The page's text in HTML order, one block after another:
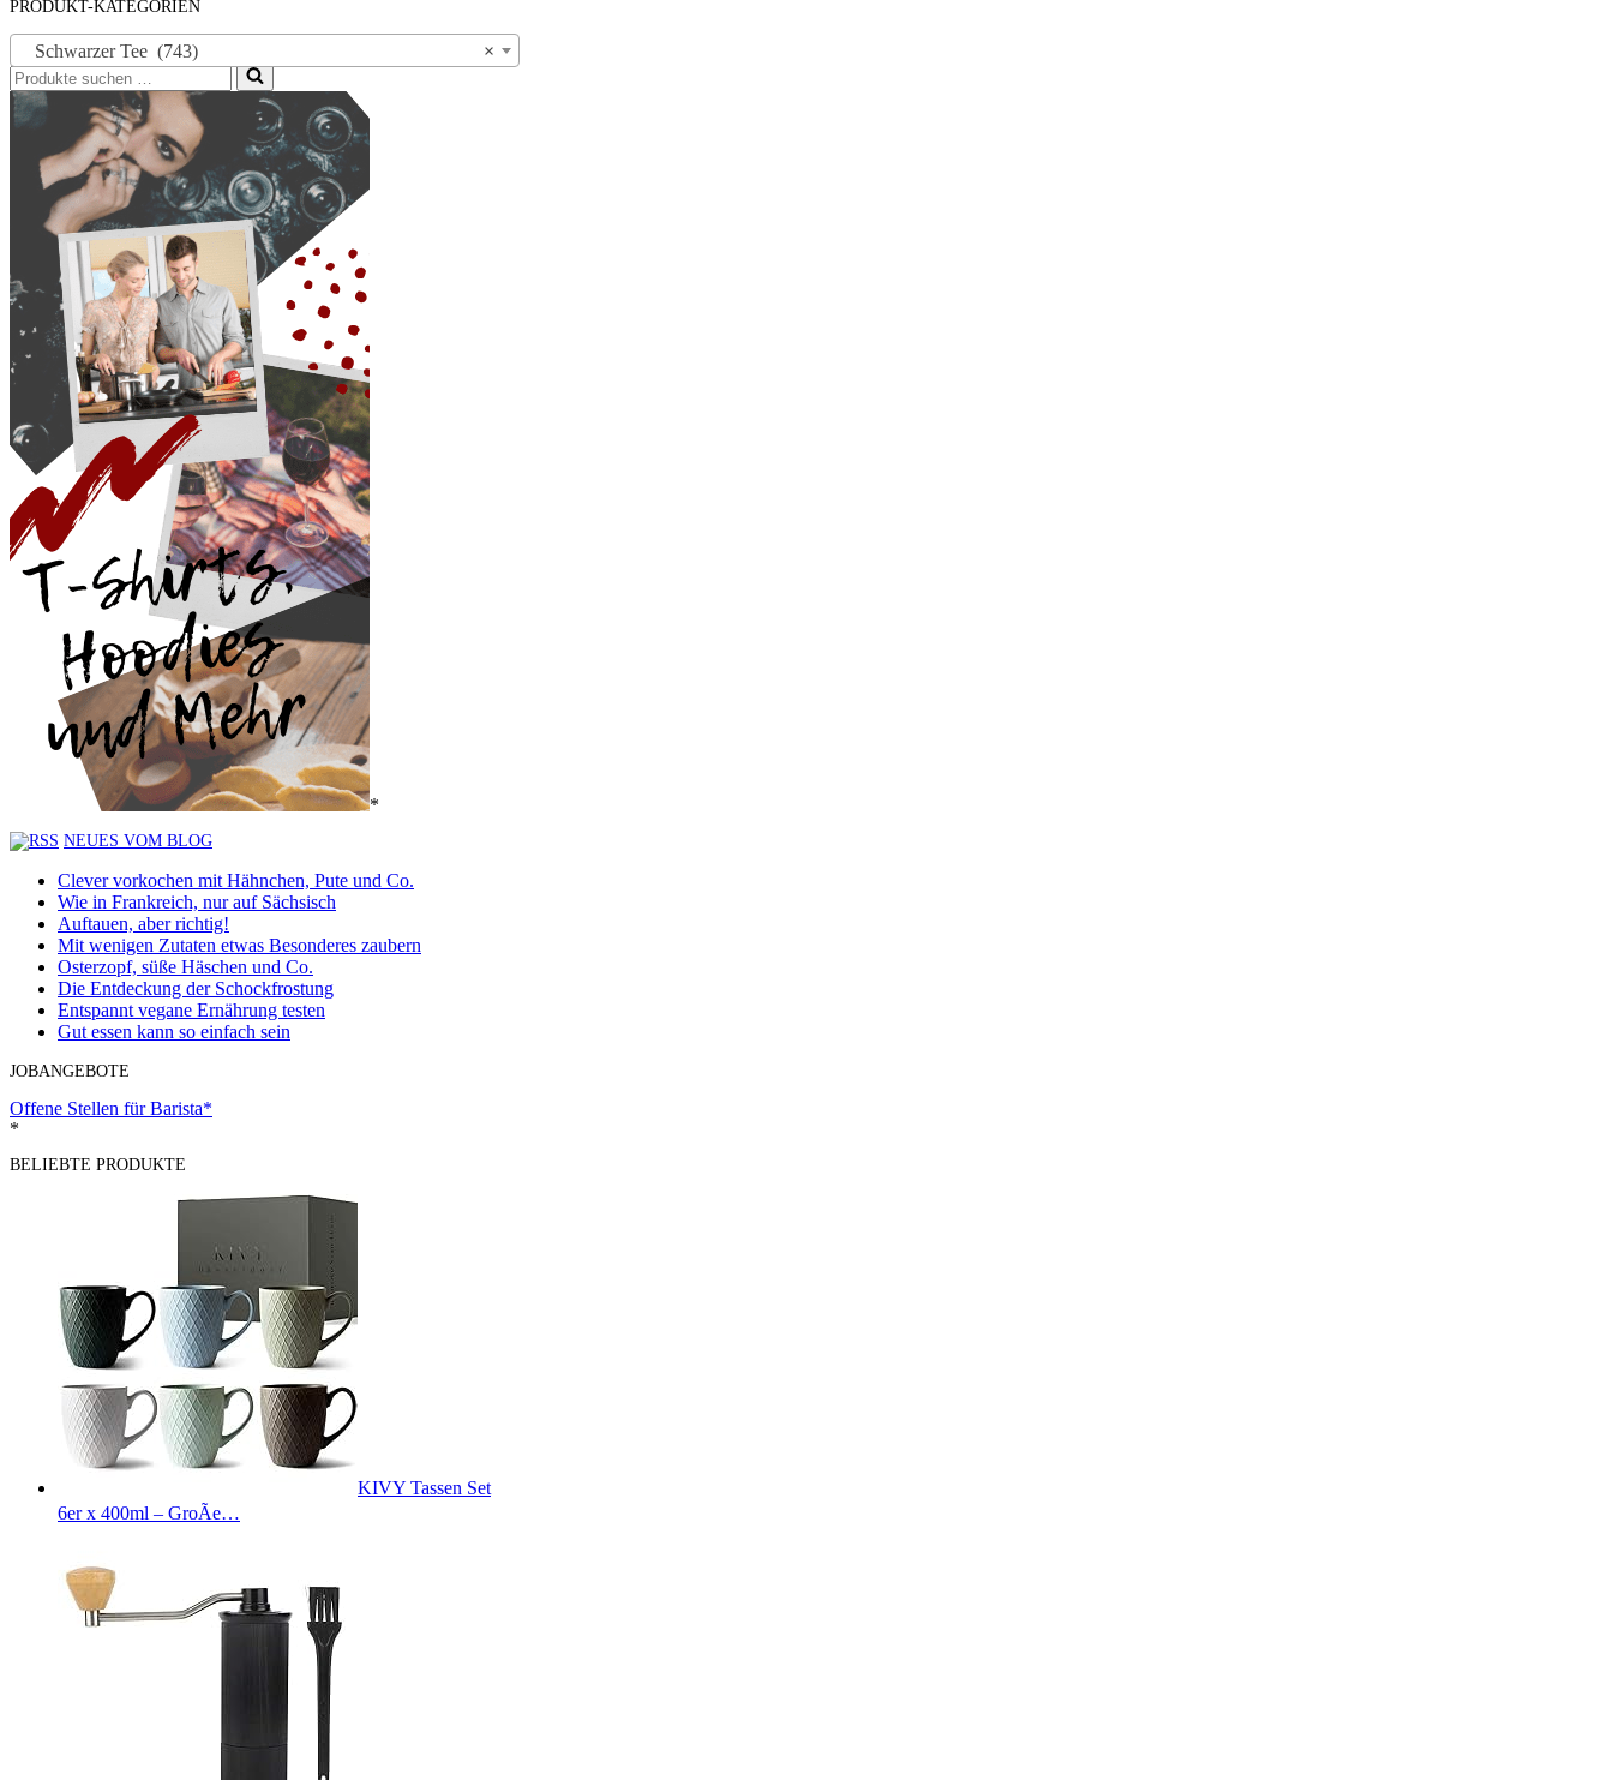
PRODUKT-KATEGORIEN
×
Schwarzer Tee (743)
Suchen
nach …
*
NEUES VOM BLOG
Clever vorkochen mit Hähnchen, Pute und Co.
Wie in Frankreich, nur auf Sächsisch
Auftauen, aber richtig!
Mit wenigen Zutaten etwas Besonderes zaubern
Osterzopf, süße Häschen und Co.
Die Entdeckung der Schockfrostung
Entspannt vegane Ernährung testen
Gut essen kann so einfach sein
JOBANGEBOTE
Offene Stellen für Barista*
*
BELIEBTE PRODUKTE
KIVY Tassen Set
6er x 400ml – GroÃe…